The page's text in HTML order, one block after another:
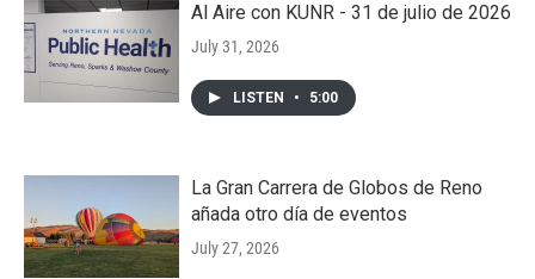
Al Aire con KUNR - 31 de julio de 2026
July 31, 2026
LISTEN • 5:00
La Gran Carrera de Globos de Reno
añada otro día de eventos
July 27, 2026